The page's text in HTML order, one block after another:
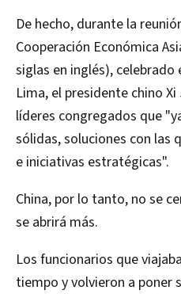
De hecho, durante la
Cooperación Económica
siglas en inglés), celebrado
Lima, el presidente chino
líderes congregados que
sólidas, soluciones con las
e iniciativas estratégicas".
China, por lo tanto, no se
se abrirá más.
Los funcionarios que
tiempo y volvieron a poner